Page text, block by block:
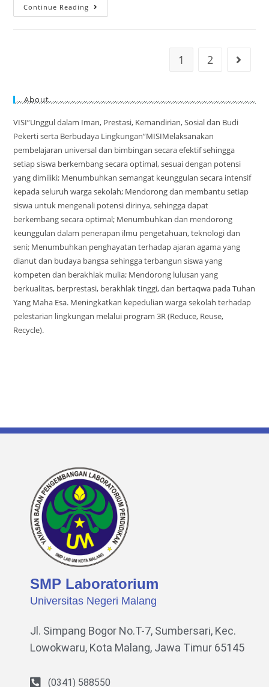
Continue Reading
1 2
About
VISI”Unggul dalam Iman, Prestasi, Kemandirian, Sosial dan Budi
Pekerti serta Berbudaya Lingkungan”MISIMelaksanakan
pembelajaran universal dan bimbingan secara efektif sehingga
setiap siswa berkembang secara optimal, sesuai dengan potensi
yang dimiliki; Menumbuhkan semangat keunggulan secara intensif
kepada seluruh warga sekolah; Mendorong dan membantu setiap
siswa untuk mengenali potensi dirinya, sehingga dapat
berkembang secara optimal; Menumbuhkan dan mendorong
keunggulan dalam penerapan ilmu pengetahuan, teknologi dan
seni; Menumbuhkan penghayatan terhadap ajaran agama yang
dianut dan budaya bangsa sehingga terbangun siswa yang
kompeten dan berakhlak mulia; Mendorong lulusan yang
berkualitas, berprestasi, berakhlak tinggi, dan bertaqwa pada Tuhan
Yang Maha Esa. Meningkatkan kepedulian warga sekolah terhadap
pelestarian lingkungan melalui program 3R (Reduce, Reuse,
Recycle).
SMP Laboratorium
Universitas Negeri Malang
Jl. Simpang Bogor No.T-7, Sumbersari, Kec.
Lowokwaru, Kota Malang, Jawa Timur 65145
(0341) 588550